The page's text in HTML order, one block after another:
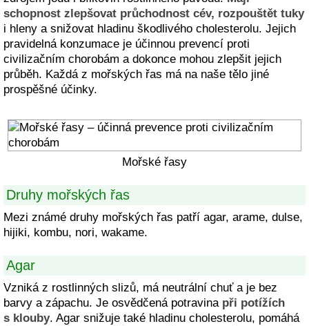
schopnost zlepšovat průchodnost cév, rozpouštět tuky
i hleny a snižovat hladinu škodlivého cholesterolu. Jejich
pravidelná konzumace je účinnou prevencí proti
civilizačním chorobám a dokonce mohou zlepšit jejich
průběh. Každá z mořských řas má na naše tělo jiné
prospěšné účinky.
Mořské řasy
Druhy mořských řas
Mezi známé druhy mořských řas patří agar, arame, dulse,
hijiki, kombu, nori, wakame.
Agar
Vzniká z rostlinných slizů, má neutrální chuť a je bez
barvy a zápachu. Je osvědčená potravina při potížích
s klouby. Agar snižuje také hladinu cholesterolu, pomáhá